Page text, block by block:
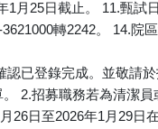
1月25日截止。 11.甄試
轉2242。 14.院
已登錄完成。並敬請
2.招募職務若為清潔員
26日至2026年1月29日